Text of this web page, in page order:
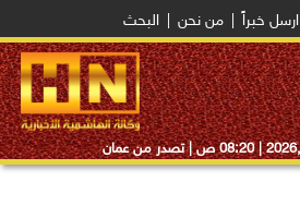
ارسل خبراً من نحن البحث
08:20 ص | تصدر من عمان